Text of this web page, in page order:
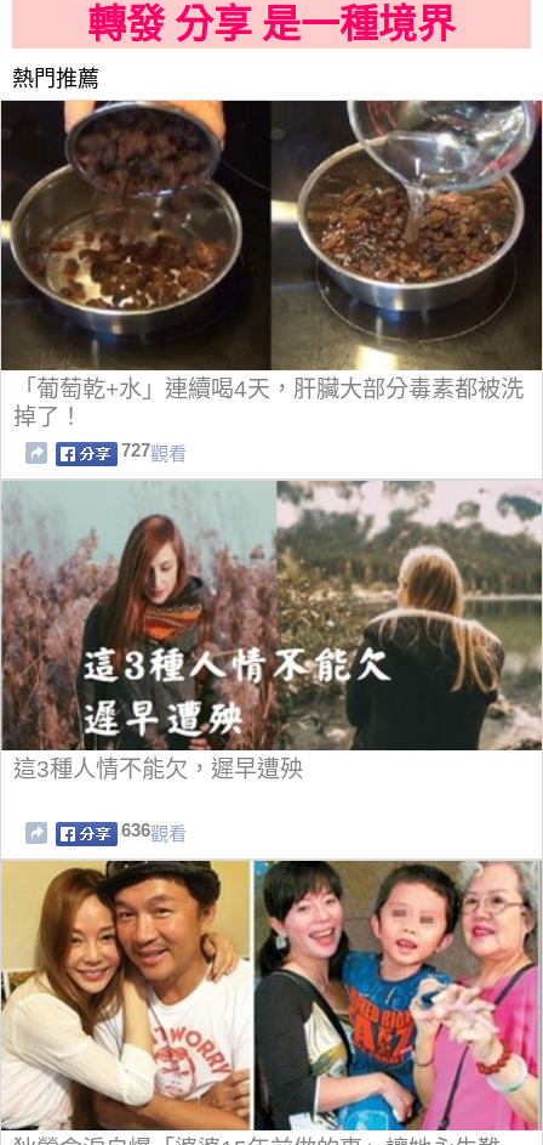
轉發 分享 是一種境界
熱門推薦
「葡萄乾+水」連續喝4天，肝臟大部分毒素都被洗
掉了！
727觀看
這3種人情不能欠，遲早遭殃
636觀看